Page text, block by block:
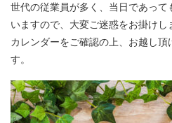
世代の従業員が多く、当日であっ
いますので、大変ご迷惑をお掛け
カレンダーをご確認の上、お越し頂
す。